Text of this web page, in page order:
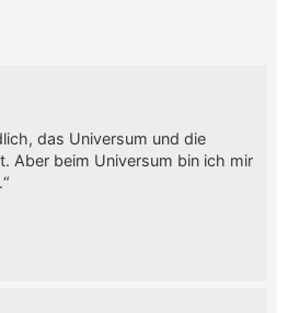
das Universum und die
Aber beim Universum bin ich mir